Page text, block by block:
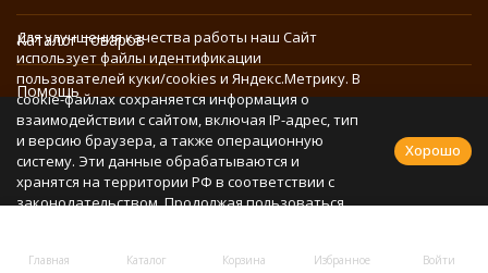
Главная Каталог Корзина Избранное Войти
Каталог товаров
Помощь
Информация
Политика персональных данных
Для улучшения качества работы наш Сайт
использует файлы идентификации
пользователей куки/cookies и Яндекс.Метрику. В
cookie-файлах сохраняется информация о
взаимодействии с сайтом, включая IP-адрес, тип
и версию браузера, а также операционную
систему. Эти данные обрабатываются и
хранятся на территории РФ в соответствии с
законодательством. Продолжая пользоваться
данных в соответствии с
Политикой
Хорошо